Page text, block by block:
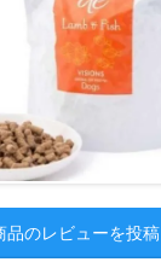
品のレビューを投稿